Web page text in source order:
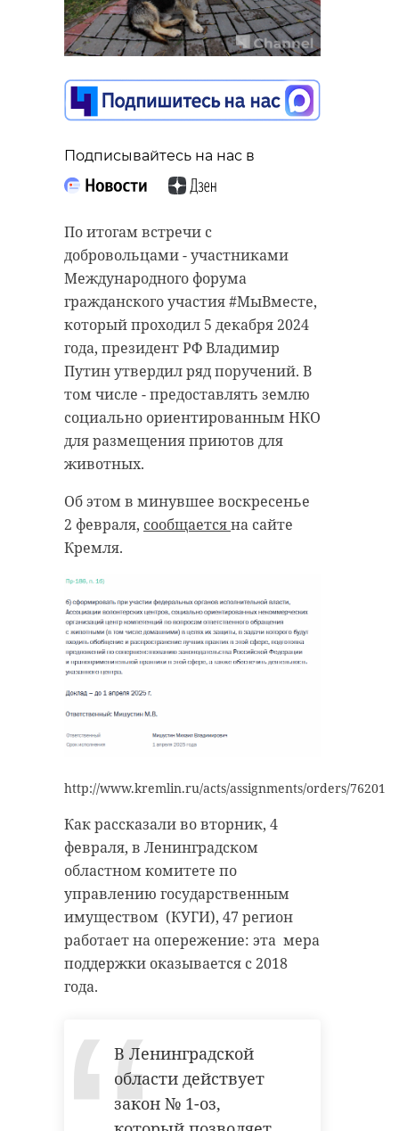
Подписывайтесь на нас в
По итогам встречи с
добровольцами - участниками
Международного форума
гражданского участия #МыВместе,
который проходил 5 декабря 2024
года, президент РФ Владимир
Путин утвердил ряд поручений. В
том числе - предоставлять землю
социально ориентированным НКО
для размещения приютов для
животных.
Об этом в минувшее воскресенье
2 февраля, сообщаетсяна сайте
Кремля.
http://www.kremlin.ru/acts/assignments/orders/76201
Как рассказали во вторник, 4
февраля, в Ленинградском
областном комитете по
управлению государственным
имуществом (КУГИ), 47 регион
работает на опережение: эта мера
поддержки оказывается с 2018
года.
В Ленинградской
области действует
закон № 1-оз,